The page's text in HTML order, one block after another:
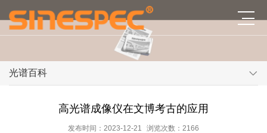
光谱百科
高光谱成像仪在文博考古的应用
发布时间：2023-12-21 浏览次数：2166